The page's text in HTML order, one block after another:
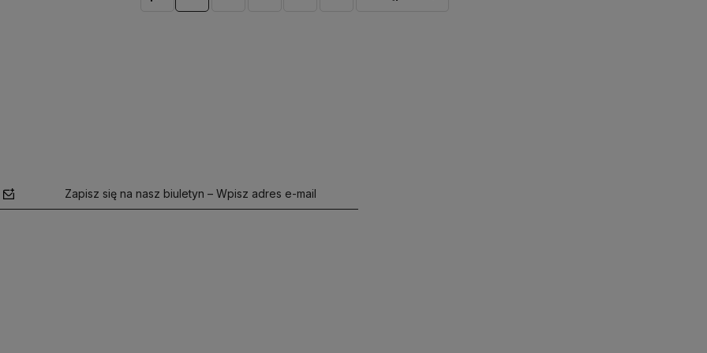
Zapisz się na nasz biuletyn – Wpisz adres e-mail